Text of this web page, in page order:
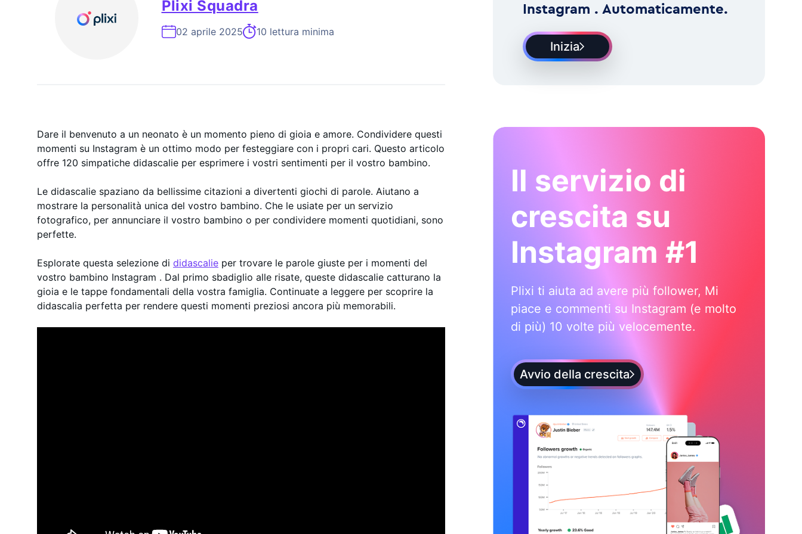
ESPERTI
Plixi Squadra
02 aprile 2025 10 lettura minima
Instagram . Automaticamente.
Inizia
Dare il benvenuto a un neonato è un momento pieno di gioia e amore. Condividere questi
momenti su Instagram è un ottimo modo per festeggiare con i propri cari. Questo articolo
offre 120 simpatiche didascalie per esprimere i vostri sentimenti per il vostro bambino.
Le didascalie spaziano da bellissime citazioni a divertenti giochi di parole. Aiutano a
mostrare la personalità unica del vostro bambino. Che le usiate per un servizio
fotografico, per annunciare il vostro bambino o per condividere momenti quotidiani, sono
perfette.
Esplorate questa selezione di didascalie per trovare le parole giuste per i momenti del
vostro bambino Instagram . Dal primo sbadiglio alle risate, queste didascalie catturano la
gioia e le tappe fondamentali della vostra famiglia. Continuate a leggere per scoprire la
didascalia perfetta per rendere questi momenti preziosi ancora più memorabili.
Il servizio di
crescita su
Instagram #1
Plixi ti aiuta ad avere più follower, Mi
piace e commenti su Instagram (e molto
di più) 10 volte più velocemente.
Avvio della crescita